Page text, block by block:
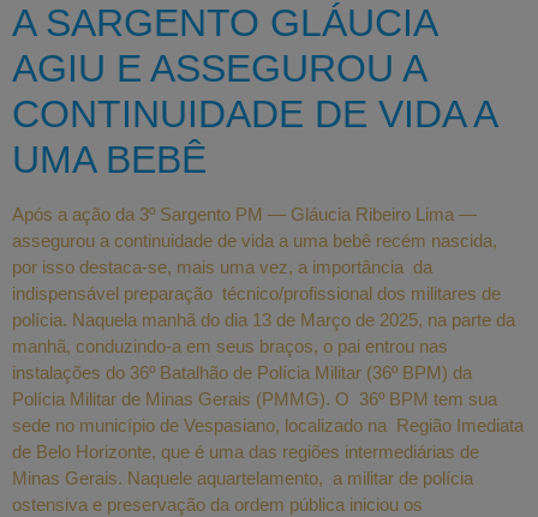
A SARGENTO GLÁUCIA
AGIU E ASSEGUROU A
CONTINUIDADE DE VIDA A
UMA BEBÊ
Após a ação da 3º Sargento PM — Gláucia Ribeiro Lima —
assegurou a continuidade de vida a uma bebê recém nascida,
por isso destaca-se, mais uma vez, a importância da
indispensável preparação técnico/profissional dos militares de
polícia. Naquela manhã do dia 13 de Março de 2025, na parte da
manhã, conduzindo-a em seus braços, o pai entrou nas
instalações do 36º Batalhão de Polícia Militar (36º BPM) da
Polícia Militar de Minas Gerais (PMMG). O 36º BPM tem sua
sede no município de Vespasiano, localizado na Região Imediata
de Belo Horizonte, que é uma das regiões intermediárias de
Minas Gerais. Naquele aquartelamento, a militar de polícia
ostensiva e preservação da ordem pública iniciou os